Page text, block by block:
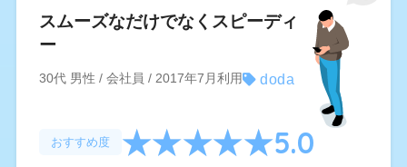
当時はやりたい仕事というよりも、仕事をしてい
く上での条件を重視して求人を探しており、担当
の方にはかなり強くワガママな意見を伝えたと思
うのですが、自分の希望する条件の求人をしっか
り紹介してくださったり、担当の方の対応もとて
も親身に対応してくださって助かりました。
スムーズなだけでなくスピーディ
ー
30代 男性 / 会社員 / 2017年7月利用 doda
おすすめ度 5.0